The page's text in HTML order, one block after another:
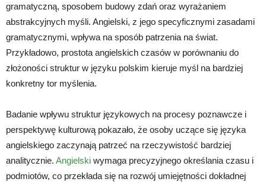
gramatyczną, sposobem budowy zdań oraz wyrażaniem
abstrakcyjnych myśli. Angielski, z jego specyficznymi zasadami
gramatycznymi, wpływa na sposób patrzenia na świat.
Przykładowo, prostota angielskich czasów w porównaniu do
złożoności struktur w języku polskim kieruje myśl na bardziej
konkretny tor myślenia.
Badanie wpływu struktur językowych na procesy poznawcze i
perspektywę kulturową pokazało, że osoby uczące się języka
angielskiego zaczynają patrzeć na rzeczywistość bardziej
analitycznie. Angielski wymaga precyzyjnego określania czasu i
podmiotów, co przekłada się na rozwój umiejętności dokładnej